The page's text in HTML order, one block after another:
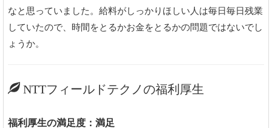
なと思っていました。給料がしっかりほしい人は毎日毎日残業
していたので、時間をとるかお金をとるかの問題ではないでし
ょうか。
NTTフィールドテクノの福利厚生
福利厚生の満足度：満足